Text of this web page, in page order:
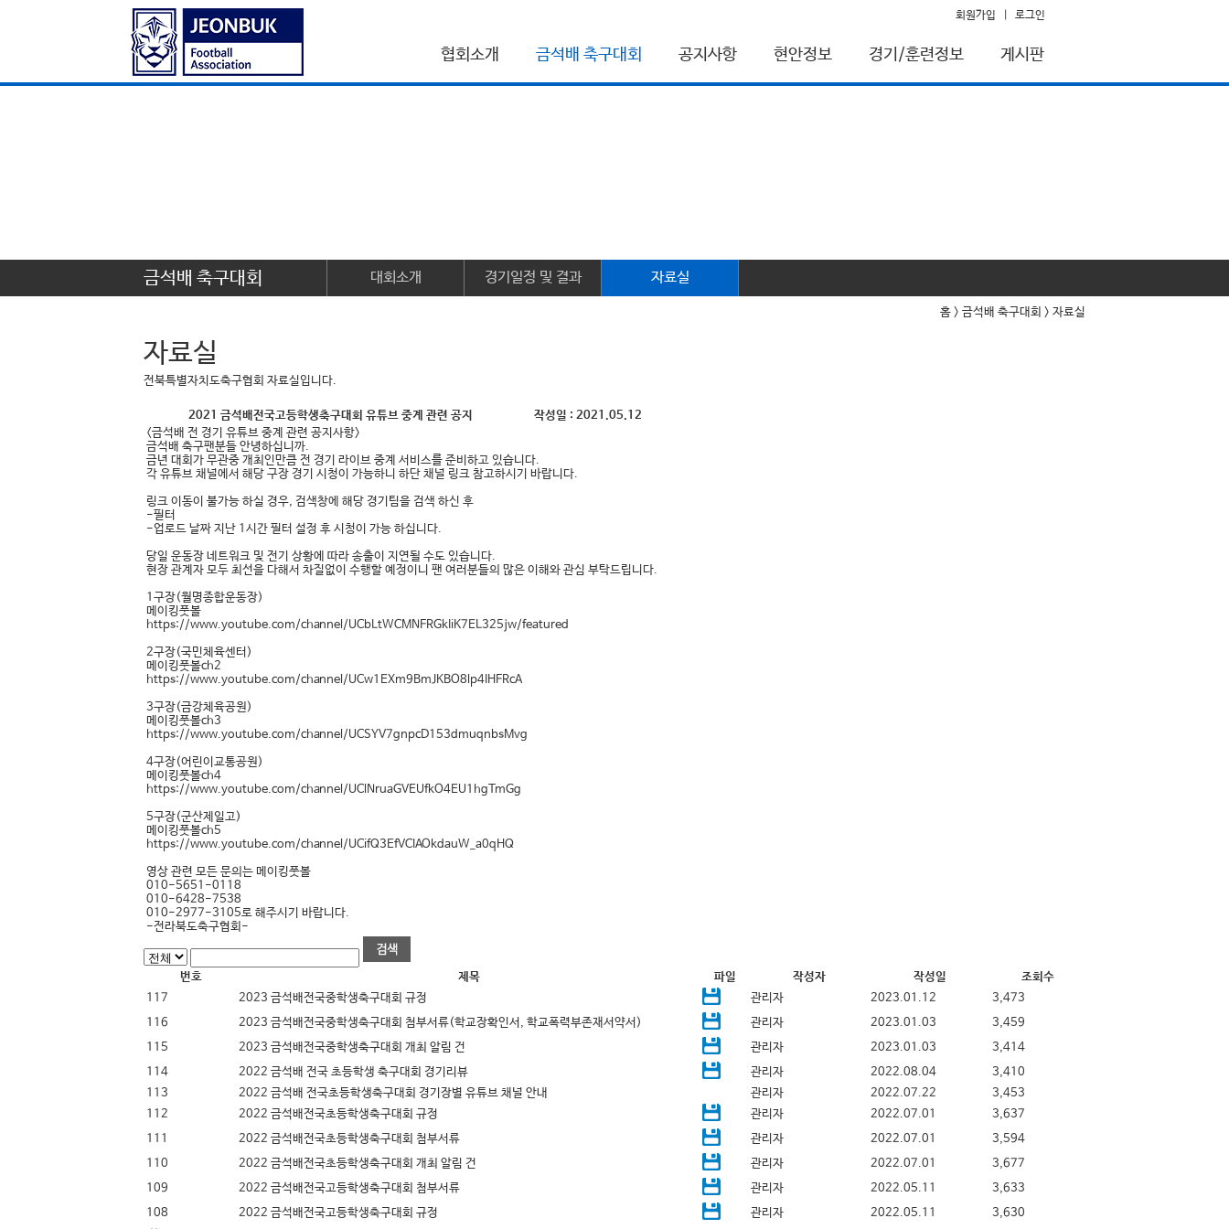
회원가입 로그인
협회소개 금석배 축구대회 공지사항 현안정보 경기/훈련정보 게시판
금석배 축구대회 대회소개 경기일정 및 결과 자료실
홈 > 금석배 축구대회 > 자료실
자료실
전북특별자치도축구협회 자료실입니다.
2021 금석배전국고등학생축구대회 유튜브 중계 관련 공지 작성일 : 2021.05.12
<금석배 전 경기 유튜브 중계 관련 공지사항>
금석배 축구팬분들 안녕하십니까.
금년 대회가 무관중 개최인만큼 전 경기 라이브 중계 서비스를 준비하고 있습니다.
각 유튜브 채널에서 해당 구장 경기 시청이 가능하니 하단 채널 링크 참고하시기 바랍니다.
링크 이동이 불가능 하실 경우, 검색창에 해당 경기팀을 검색 하신 후
-필터
-업로드 날짜 지난 1시간 필터 설정 후 시청이 가능 하십니다.
당일 운동장 네트워크 및 전기 상황에 따라 송출이 지연될 수도 있습니다.
현장 관계자 모두 최선을 다해서 차질없이 수행할 예정이니 팬 여러분들의 많은 이해와 관심 부탁드립니다.
1구장(월명종합운동장)
메이킹풋볼
https://www.youtube.com/channel/UCbLtWCMNFRGkIiK7EL325jw/featured
2구장(국민체육센터)
메이킹풋볼ch2
https://www.youtube.com/channel/UCw1EXm9BmJKBO8lp4IHFRcA
3구장(금강체육공원)
메이킹풋볼ch3
https://www.youtube.com/channel/UCSYV7gnpcD153dmuqnbsMvg
4구장(어린이교통공원)
메이킹풋볼ch4
https://www.youtube.com/channel/UClNruaGVEUfkO4EU1hgTmGg
5구장(군산제일고)
메이킹풋볼ch5
https://www.youtube.com/channel/UCifQ3EfVCIAOkdauW_a0qHQ
영상 관련 모든 문의는 메이킹풋볼
010-5651-0118
010-6428-7538
010-2977-3105로 해주시기 바랍니다.
-전라북도축구협회-
번호 제목 파일 작성자 작성일
조회수
117
2023 금석배전국중학생축구대회 규정 관리자 2023.01.12
3,473
116
2023 금석배전국중학생축구대회 첨부서류(학교장확인서, 학교폭력부존재서약서) 관리자 2023.01.03
3,459
115
2023 금석배전국중학생축구대회 개최 알림 건 관리자 2023.01.03
3,414
114
2022 금석배 전국 초등학생 축구대회 경기리뷰 관리자 2022.08.04
3,410
113
2022 금석배 전국초등학생축구대회 경기장별 유튜브 채널 안내 관리자 2022.07.22
3,453
112
2022 금석배전국초등학생축구대회 규정 관리자 2022.07.01
3,637
111
2022 금석배전국초등학생축구대회 첨부서류 관리자 2022.07.01
3,594
110
2022 금석배전국초등학생축구대회 개최 알림 건 관리자 2022.07.01
3,677
109
2022 금석배전국고등학생축구대회 첨부서류 관리자 2022.05.11
3,633
108
2022 금석배전국고등학생축구대회 규정 관리자 2022.05.11 3,630